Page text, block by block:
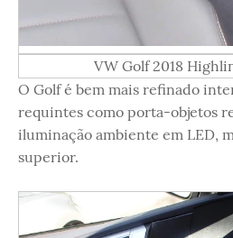
VW Golf 2018
O Golf é bem mais refinado
requintes como porta-objetos
iluminação ambiente em LED,
superior.